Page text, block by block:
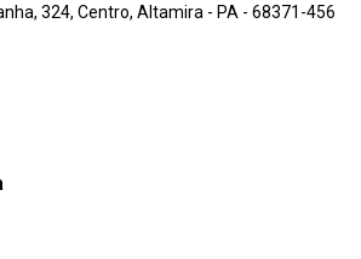
324, Centro, Altamira - PA - 68371-456